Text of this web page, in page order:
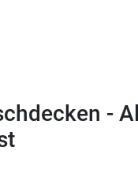
-